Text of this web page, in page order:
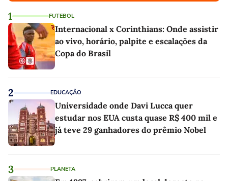
1 FUTEBOL
Internacional x Corinthians: Onde assistir
ao vivo, horário, palpite e escalações da
Copa do Brasil
2 EDUCAÇÃO
Universidade onde Davi Lucca quer
estudar nos EUA custa quase R$ 400 mil e
já teve 29 ganhadores do prêmio Nobel
3 PLANETA